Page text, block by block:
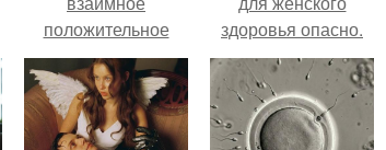
положительное
эмоциональное
вовлечение,
взаимодействие.
здоровья опасно.